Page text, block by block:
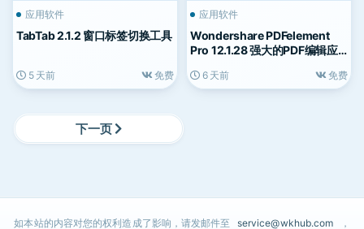
应用软件
TabTab 2.1.2 窗口标签切换工具
5 天前 免费
应用软件
Wondershare PDFelement
Pro 12.1.28 强大的PDF编辑应
6 天前 免费
下一页
如本站的内容对您的权利造成了影响，请发邮件至 service@wkhub.com ，